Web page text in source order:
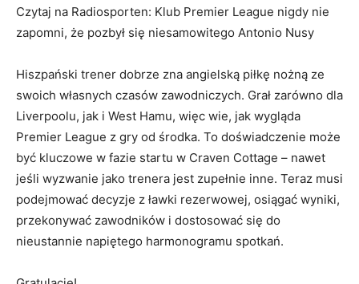
Czytaj na Radiosporten: Klub Premier League nigdy nie
zapomni, że pozbył się niesamowitego Antonio Nusy
Hiszpański trener dobrze zna angielską piłkę nożną ze
swoich własnych czasów zawodniczych. Grał zarówno dla
Liverpoolu, jak i West Hamu, więc wie, jak wygląda
Premier League z gry od środka. To doświadczenie może
być kluczowe w fazie startu w Craven Cottage – nawet
jeśli wyzwanie jako trenera jest zupełnie inne. Teraz musi
podejmować decyzje z ławki rezerwowej, osiągać wyniki,
przekonywać zawodników i dostosować się do
nieustannie napiętego harmonogramu spotkań.